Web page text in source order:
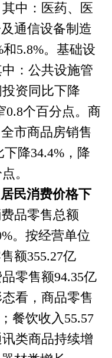
中：医药、医
通信设备制造
5.8%。基础设
：公共设施管
资同比下降
0.8个百分点。商
市商品房销售
降34.4%，降
。
民消费价格下
品零售总额
。按经营单位
额355.27亿
零售额94.35亿
看， 商品零售
餐饮收入55.57
类商品持续增